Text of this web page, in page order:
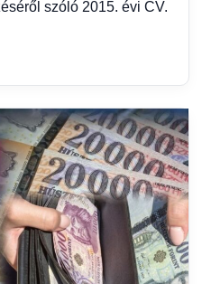
Hitel szóló 2015. évi CV.